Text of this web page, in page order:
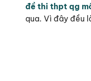
đề thi thpt qg
qua. Vì đây đều